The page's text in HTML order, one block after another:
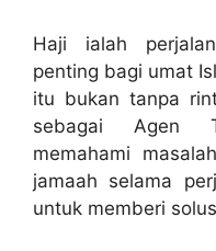
Haji ialah
penting bagi umat
itu bukan tanpa
sebagai Agen
memahami
jamaah selama
untuk memberi